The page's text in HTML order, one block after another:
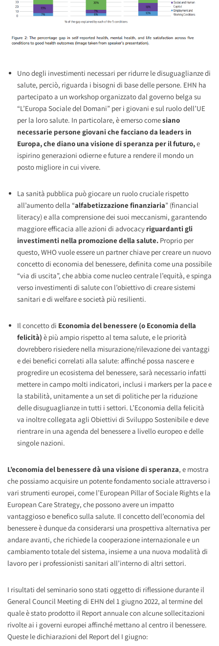
Uno degli investimenti necessari per ridurre le disuguaglianze di
salute, perciò, riguarda i bisogni di base delle persone. EHN ha
partecipato a un workshop organizzato dal governo belga su
“L’Europa Sociale del Domani” per i giovani e sul ruolo dell’UE
per la loro salute. In particolare, è emerso comesiano
necessarie persone giovani che facciano da leaders in
Europa, che diano una visione di speranza per il futuro,e
ispirino generazioni odierne e future a rendere il mondo un
posto migliore in cui vivere.
La sanità pubblica può giocare un ruolo cruciale rispetto
all’aumento della “alfabetizzazione finanziaria” (financial
literacy) e alla comprensione dei suoi meccanismi, garantendo
maggiore efficacia alle azioni di advocacy riguardanti gli
investimenti nella promozione della salute. Proprio per
questo, WHO vuole essere un partner chiave per creare un nuovo
concetto di economia del benessere, definita come una possibile
“via di uscita”, che abbia come nucleo centrale l’equità, e spinga
verso investimenti di salute con l’obiettivo di creare sistemi
sanitari e di welfare e società più resilienti.
Il concetto di Economia del benessere (o Economia della
felicità) è più ampio rispetto al tema salute, e le priorità
dovrebbero risiedere nella misurazione/rilevazione dei vantaggi
e dei benefici correlati alla salute: affinché possa nascere e
progredire un ecosistema del benessere, sarà necessario infatti
mettere in campo molti indicatori, inclusi i markers per la pace e
la stabilità, unitamente a un set di politiche per la riduzione
delle disuguaglianze in tutti i settori. L’Economia della felicità
va inoltre collegata agli Obiettivi di Sviluppo Sostenibile e deve
rientrare in una agenda del benessere a livello europeo e delle
singole nazioni.
L’economia del benessere dà una visione di speranza, e mostra
che possiamo acquisire un potente fondamento sociale attraverso i
vari strumenti europei, come l’European Pillar of Sociale Rights e la
European Care Strategy, che possono avere un impatto
vantaggioso e benefico sulla salute. Il concetto dell’economia del
benessere è dunque da considerarsi una prospettiva alternativa per
andare avanti, che richiede la cooperazione internazionale e un
cambiamento totale del sistema, insieme a una nuova modalità di
lavoro per i professionisti sanitari all’interno di altri settori.
I risultati del seminario sono stati oggetto di riflessione durante il
General Council Meeting di EHN del 1 giugno 2022, al termine del
quale è stato prodotto il Report annuale con alcune sollecitazioni
rivolte ai i governi europei affinché mettano al centro il benessere.
Queste le dichiarazioni del Report del I giugno: